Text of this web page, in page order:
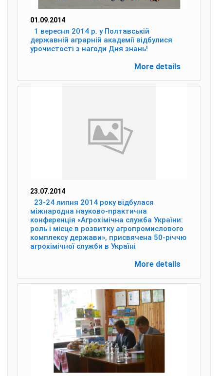
01.09.2014
1 вересня 2014 р. у Полтавській
державній аграрній академії відбулися
урочистості з нагоди Дня знань!
More details
23.07.2014
23-24 липня 2014 року відбулася
міжнародна науково-практична
конференція «Агрохімічна служба України:
роль і місце в розвитку агропромислового
комплексу держави», присвячена 50-річчю
агрохімічної служби в Україні
More details